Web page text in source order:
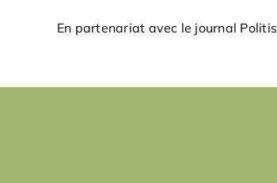
En partenariat avec le journal Politis